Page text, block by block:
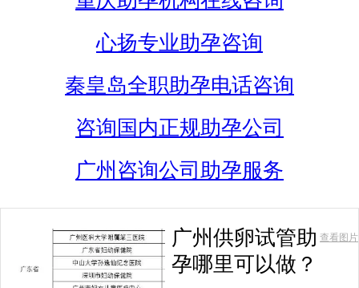
心扬专业助孕咨询
秦皇岛全职助孕电话咨询
咨询国内正规助孕公司
广州咨询公司助孕服务
广州供卵试管助
孕哪里可以做？
查看图片